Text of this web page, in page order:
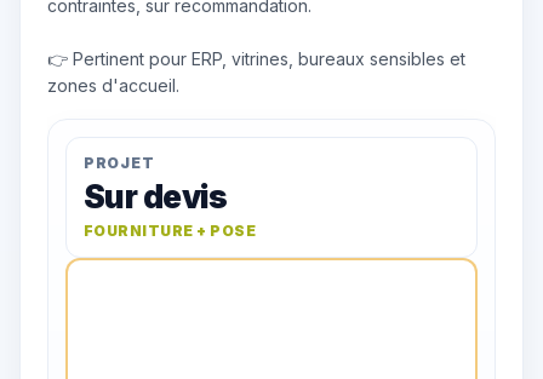
contraintes, sur recommandation.
👉 Pertinent pour ERP, vitrines, bureaux sensibles et
zones d'accueil.
PROJET
Sur devis
FOURNITURE + POSE